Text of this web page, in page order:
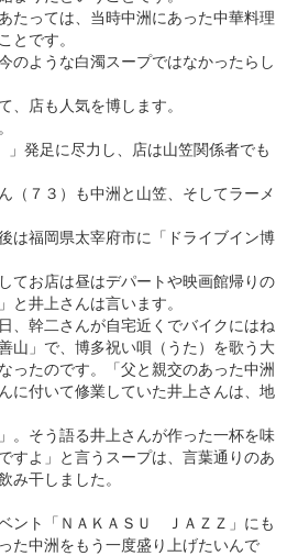
たっては、当時中洲にあった中華料理
です。
のような白濁スープではなかったらし
店も人気を博します。
発足に尽力し、店は山笠関係者でも
（７３）も中洲と山笠、そしてラーメ
は福岡県太宰府市に「ドライブイン博
てお店は昼はデパートや映画館帰りの
井上さんは言います。
、幹二さんが自宅近くでバイクにはね
山」で、博多祝い唄（うた）を歌う大
ったのです。「父と親交のあった中洲
に付いて修業していた井上さんは、地
。そう語る井上さんが作った一杯を味
すよ」と言うスープは、言葉通りのあ
干しました。
ント「ＮＡＫＡＳＵ ＪＡＺＺ」にも
た中洲をもう一度盛り上げたいんで